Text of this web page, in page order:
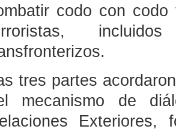
codo con
tres partes
mecanismo de
Exteriores,